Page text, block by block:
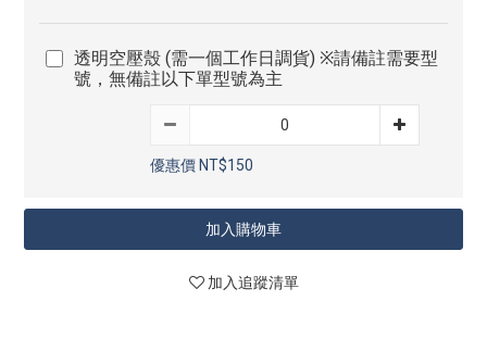
透明空壓殼 (需一個工作日調貨) ※請備註需要型
號，無備註以下單型號為主
優惠價 NT$150
加入購物車
加入追蹤清單